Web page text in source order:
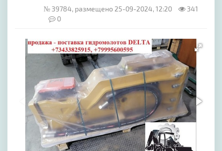
№ 39784, размещено 25-09-2024, 12:20
341
0